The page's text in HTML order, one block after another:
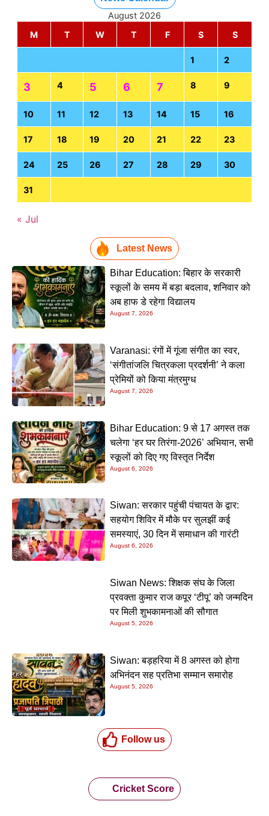
August 2026
M
T W T F S S
1 2
3 4 5 6 7 8 9
10 11 12 13 14 15 16
17 18 19 20 21 22 23
24 25 26 27 28 29 30
31
« Jul
Latest News
Bihar Education: बिहार के सरकारी
स्कूलों के समय में बड़ा बदलाव, शनिवार को
अब हाफ डे रहेगा विद्यालय
August 7, 2026
Varanasi: रंगों में गूंजा संगीत का स्वर,
‘संगीतांजलि चित्रकला प्रदर्शनी’ ने कला
प्रेमियों को किया मंत्रमुग्ध
August 7, 2026
Bihar Education: 9 से 17 अगस्त तक
चलेगा ‘हर घर तिरंगा-2026’ अभियान, सभी
स्कूलों को दिए गए विस्तृत निर्देश
August 6, 2026
Siwan: सरकार पहुंची पंचायत के द्वार:
सहयोग शिविर में मौके पर सुलझीं कई
समस्याएं, 30 दिन में समाधान की गारंटी
August 6, 2026
Siwan News: शिक्षक संघ के जिला
प्रवक्ता कुमार राज कपूर ‘टीपू’ को जन्मदिन
पर मिली शुभकामनाओं की सौगात
August 5, 2026
Siwan: बड़हरिया में 8 अगस्त को होगा
अभिनंदन सह प्रतिभा सम्मान समारोह
August 5, 2026
Follow us
Cricket Score